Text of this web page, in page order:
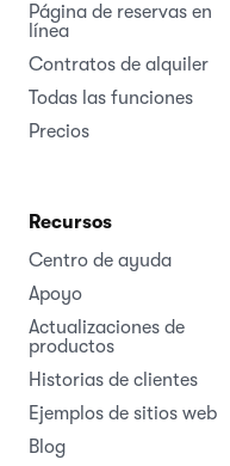
Página de reservas en
línea
Contratos de alquiler
Todas las funciones
Precios
Recursos
Centro de ayuda
Apoyo
Actualizaciones de
productos
Historias de clientes
Ejemplos de sitios web
Blog